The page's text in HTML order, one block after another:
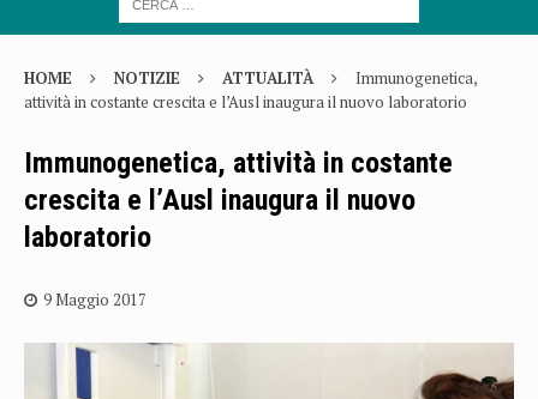
HOME NOTIZIE ATTUALITÀ
Immunogenetica,
attività in costante crescita e l’Ausl inaugura il nuovo laboratorio
Immunogenetica, attività in costante
crescita e l’Ausl inaugura il nuovo
laboratorio
9 Maggio 2017